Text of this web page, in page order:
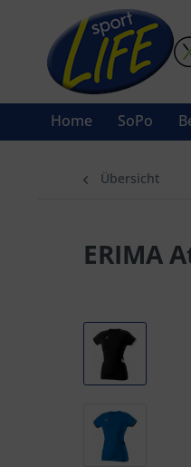
Home SoPo
Übersicht
ERIMA